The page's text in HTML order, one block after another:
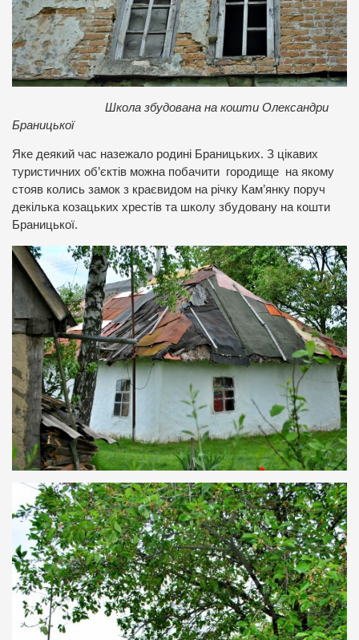
Школа збудована на кошти Олександри
Браницької
Яке деякий час назежало родині Браницьких. З цікавих
туристичних об’єктів можна побачити городище на якому
стояв колись замок з краєвидом на річку Кам’янку поруч
декілька козацьких хрестів та школу збудовану на кошти
Браницької.